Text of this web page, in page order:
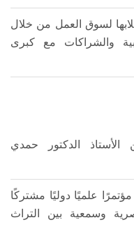
لسوق العمل من خلال
والشراكات مع كبرى
الدكتور حمدي
مؤتمرًا علميًا دوليًا مشتركًا
وسمعية بين التراث